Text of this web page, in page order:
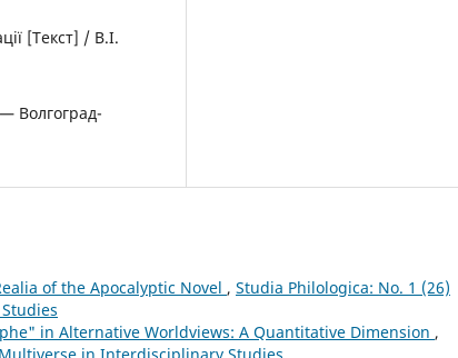
[Текст] / В.І.
— Волгоград-
of the Apocalyptic Novel , Studia Philologica: No. 1 (26)
in Alternative Worldviews: A Quantitative Dimension ,